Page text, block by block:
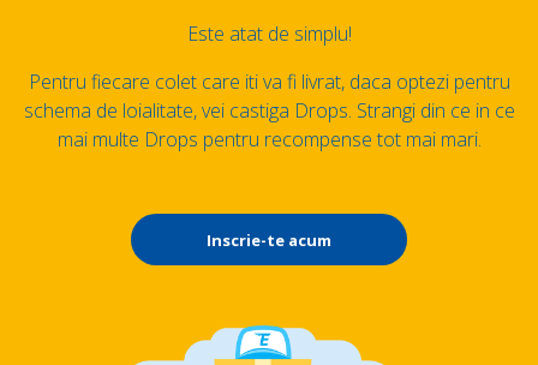
Este atat de simplu!
Pentru fiecare colet care iti va fi livrat, daca optezi pentru
schema de loialitate, vei castiga Drops. Strangi din ce in ce
mai multe Drops pentru recompense tot mai mari.
Inscrie-te acum